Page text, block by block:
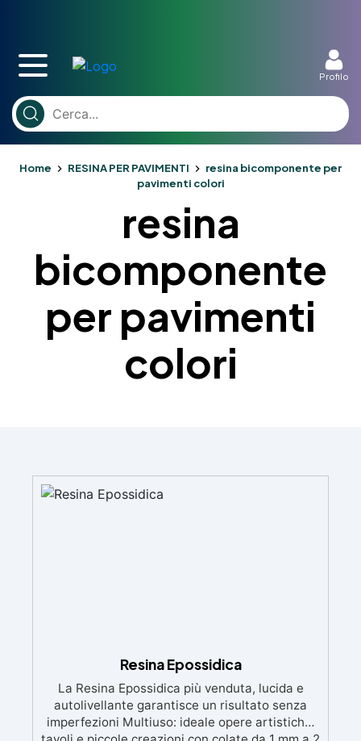
Profilo
Home RESINA PER PAVIMENTI
resina bicomponente per
pavimenti colori
resina
bicomponente
per pavimenti
colori
Resina Epossidica
La Resina Epossidica più venduta, lucida e
autolivellante garantisce un risultato senza
imperfezioni Multiuso: ideale opere artistiche,